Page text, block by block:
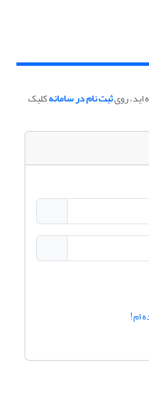
اید، رویثبت نام در سامانهکلیک
ام!